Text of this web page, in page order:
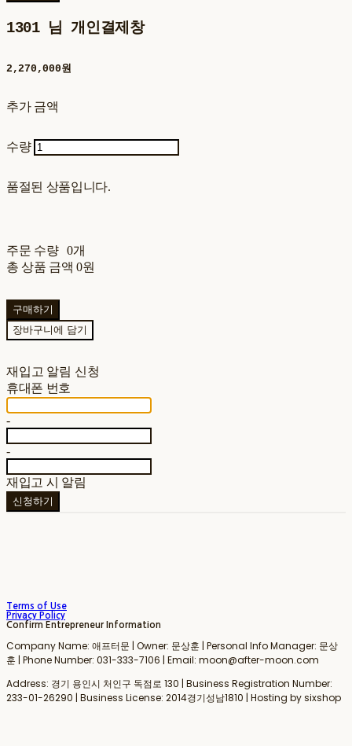
1301 님 개인결제창
2,270,000원
추가 금액
수량
품절된 상품입니다.
주문 수량
0개
총 상품 금액 0원
구매하기
장바구니에 담기
재입고 알림 신청
휴대폰 번호
-
-
재입고 시 알림
신청하기
Terms of Use
Privacy Policy
Confirm Entrepreneur Information
Company Name: 애프터문 | Owner: 문상훈 | Personal Info Manager: 문상
훈 | Phone Number: 031-333-7106 | Email: moon@after-moon.com
Address: 경기 용인시 처인구 독점로 130 | Business Registration Number:
233-01-26290 | Business License: 2014경기성남1810 | Hosting by sixshop